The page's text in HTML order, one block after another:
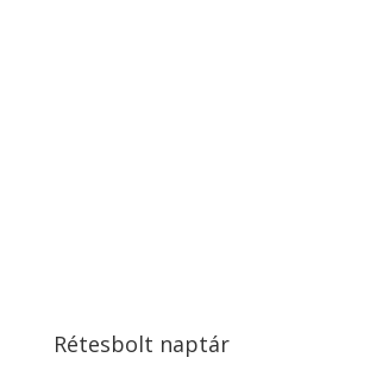
Rétesbolt naptár